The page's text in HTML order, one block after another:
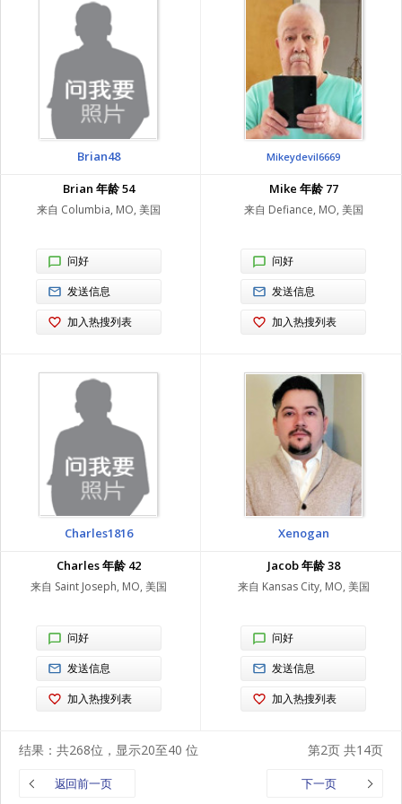
Brian48
Brian 年龄 54
来自 Columbia, MO, 美国
问好
发送信息
加入热搜列表
Mikeydevil6669
Mike 年龄 77
来自 Defiance, MO, 美国
问好
发送信息
加入热搜列表
Charles1816
Charles 年龄 42
来自 Saint Joseph, MO, 美国
问好
发送信息
加入热搜列表
Xenogan
Jacob 年龄 38
来自 Kansas City, MO, 美国
问好
发送信息
加入热搜列表
返回前一页
第2页 共14页
下一页
结果：共268位，显示20至40 位